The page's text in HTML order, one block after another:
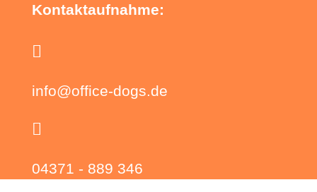
Kontaktaufnahme:

info@office-dogs.de

04371 - 889 346